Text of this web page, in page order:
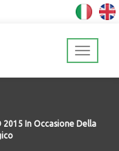
2015 In Occasione Della